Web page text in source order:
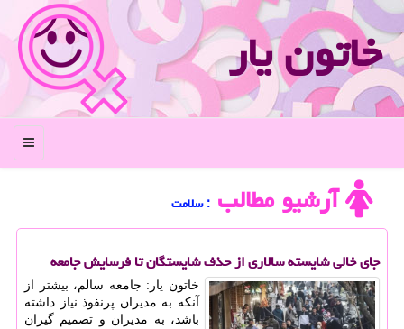
خاتون یار
منو
آرشیو مطالب : سلامت
جای خالی شایسته سالاری از حذف شایستگان تا فرسایش جامعه
خاتون یار: جامعه سالم، بیشتر از
آنکه به مدیران پرنفوذ نیاز داشته
باشد، به مدیران و تصمیم گیران